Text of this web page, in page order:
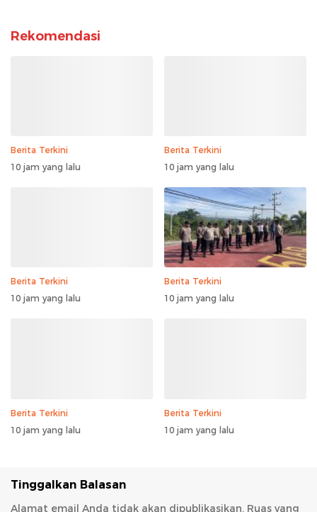
Rekomendasi
Berita Terkini
10 jam yang lalu
Berita Terkini
10 jam yang lalu
Berita Terkini
10 jam yang lalu
Berita Terkini
10 jam yang lalu
Berita Terkini
10 jam yang lalu
Berita Terkini
10 jam yang lalu
Tinggalkan Balasan
Alamat email Anda tidak akan dipublikasikan. Ruas yang